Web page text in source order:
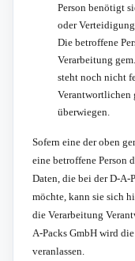
Person benötigt
oder
Die betroffene
Verarbeitung
steht noch nicht
Verantwortlichen
überwiegen.
Sofern eine der oben
eine betroffene Person
Daten, die bei der D-A-
möchte, kann sie sich
die Verarbeitung
A-Packs GmbH wird
veranlassen.